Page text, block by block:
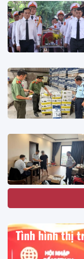
Tình hình thị